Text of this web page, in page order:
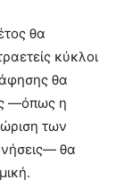
θα
κύκλοι
θα
—όπως η
των
θα